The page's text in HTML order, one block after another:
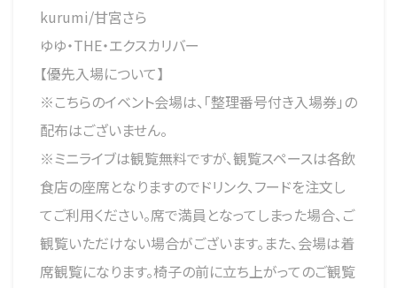
kurumi/甘宮さら
ゆゆ・THE・エクスカリバー
【優先入場について】
※こちらのイベント会場は、「整理番号付き入場券」の
配布はございません。
※ミニライブは観覧無料ですが、観覧スペースは各飲
食店の座席となりますのでドリンク、フードを注文し
てご利用ください。席で満員となってしまった場合、ご
観覧いただけない場合がございます。また、会場は着
席観覧になります。椅子の前に立ち上がってのご観覧